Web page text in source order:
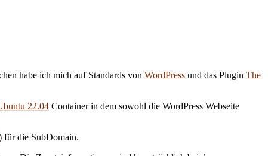
habe ich mich auf Standards von WordPress und das Plugin The
22.04 Container in dem sowohl die WordPress Webseite
für die SubDomain.